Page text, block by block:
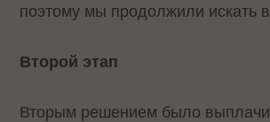
поэтому мы продолжили искать
Второй этап
Вторым решением было